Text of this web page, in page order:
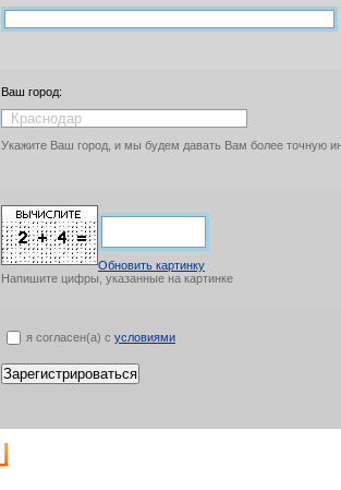
Ваш город:
Укажите Ваш город, и мы будем давать Вам более точную
Обновить картинку
Напишите цифры, указанные на картинке
я согласен(а) с условиями
Зарегистрироваться